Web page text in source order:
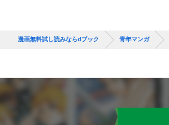
漫画無料試し読みならdブック 青年マンガ